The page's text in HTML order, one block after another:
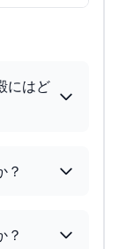
にはど
？
？